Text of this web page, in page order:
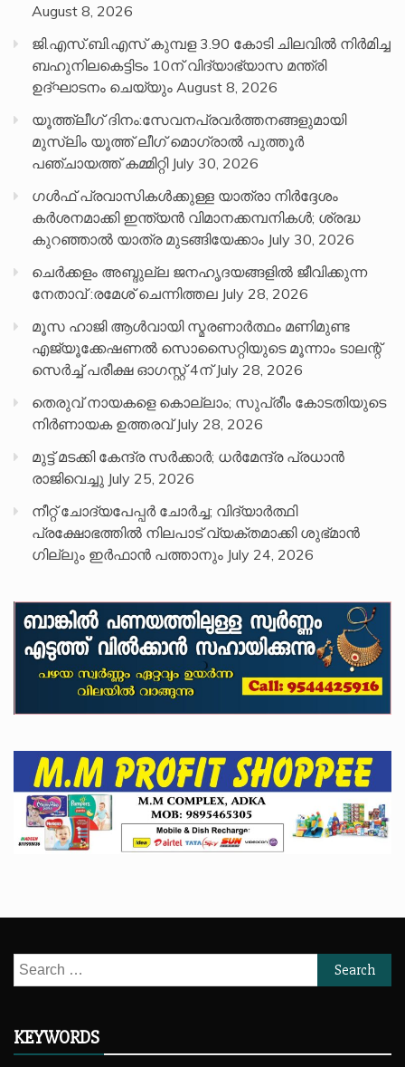
August 8, 2026
ജി.എസ്.ബി.എസ് കുമ്പള 3.90 കോടി ചിലവിൽ നിർമിച്ച
ബഹുനിലകെട്ടിടം 10ന് വിദ്യാഭ്യാസ മന്ത്രി
ഉദ്ഘാടനം ചെയ്യും August 8, 2026
യൂത്ത്ലീഗ് ദിനം:സേവനപ്രവർത്തനങ്ങളുമായി
മുസ്ലിം യൂത്ത് ലീഗ് മൊഗ്രാൽ പുത്തൂർ
പഞ്ചായത്ത് കമ്മിറ്റി July 30, 2026
ഗൾഫ് പ്രവാസികൾക്കുള്ള യാത്രാ നിർദ്ദേശം
കർശനമാക്കി ഇന്ത്യൻ വിമാനക്കമ്പനികൾ; ശ്രദ്ധ
കുറഞ്ഞാൽ യാത്ര മുടങ്ങിയേക്കാം July 30, 2026
ചെർക്കളം അബ്ദുല്ല ജനഹൃദയങ്ങളിൽ ജീവിക്കുന്ന
നേതാവ് :രമേശ് ചെന്നിത്തല July 28, 2026
മൂസ ഹാജി ആൾവായി സ്മരണാർത്ഥം മണിമുണ്ട
എജ്യൂക്കേഷണൽ സൊസൈറ്റിയുടെ മൂന്നാം ടാലന്റ്
സെർച്ച് പരീക്ഷ ഓഗസ്റ്റ് 4ന് July 28, 2026
തെരുവ് നായകളെ കൊല്ലാം; സുപ്രീം കോടതിയുടെ
നിർണായക ഉത്തരവ് July 28, 2026
മുട്ട് മടക്കി കേന്ദ്ര സർക്കാർ; ധർമേന്ദ്ര പ്രധാൻ
രാജിവെച്ചു July 25, 2026
നീറ്റ് ചോദ്യപേപ്പര്‍ ചോര്‍ച്ച; വിദ്യാർത്ഥി
പ്രക്ഷോഭത്തിൽ നിലപാട് വ്യക്തമാക്കി ശുഭ്മാൻ
ഗില്ലും ഇർഫാൻ പത്താനും July 24, 2026
Search
for:
KEYWORDS